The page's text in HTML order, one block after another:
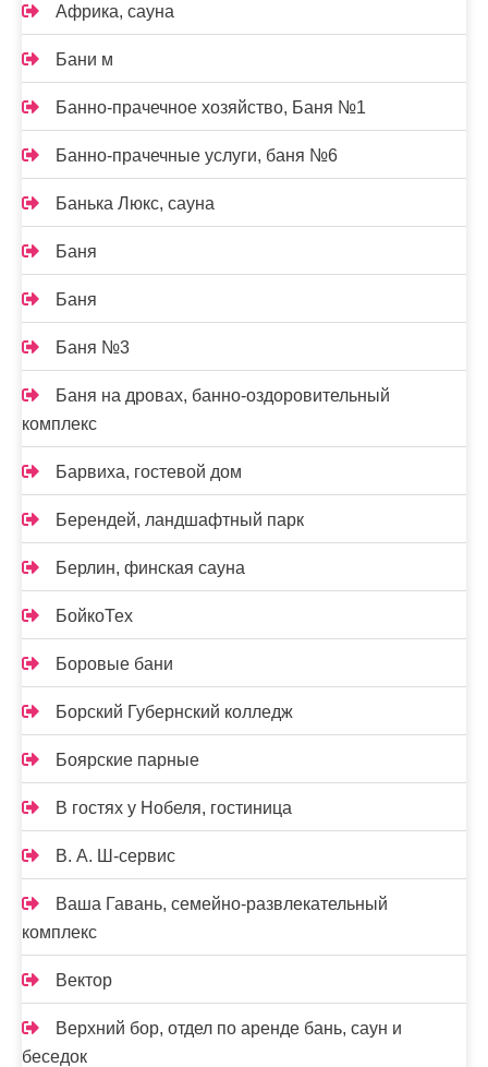
Африка, сауна
Бани м
Банно-прачечное хозяйство, Баня №1
Банно-прачечные услуги, баня №6
Банька Люкс, сауна
Баня
Баня
Баня №3
Баня на дровах, банно-оздоровительный
комплекс
Барвиха, гостевой дом
Берендей, ландшафтный парк
Берлин, финская сауна
БойкоТех
Боровые бани
Борский Губернский колледж
Боярские парные
В гостях у Нобеля, гостиница
В. А. Ш-сервис
Ваша Гавань, семейно-развлекательный
комплекс
Вектор
Верхний бор, отдел по аренде бань, саун и
беседок